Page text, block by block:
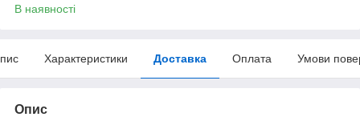
В наявності
Характеристики Доставка Оплата Умови
Опис